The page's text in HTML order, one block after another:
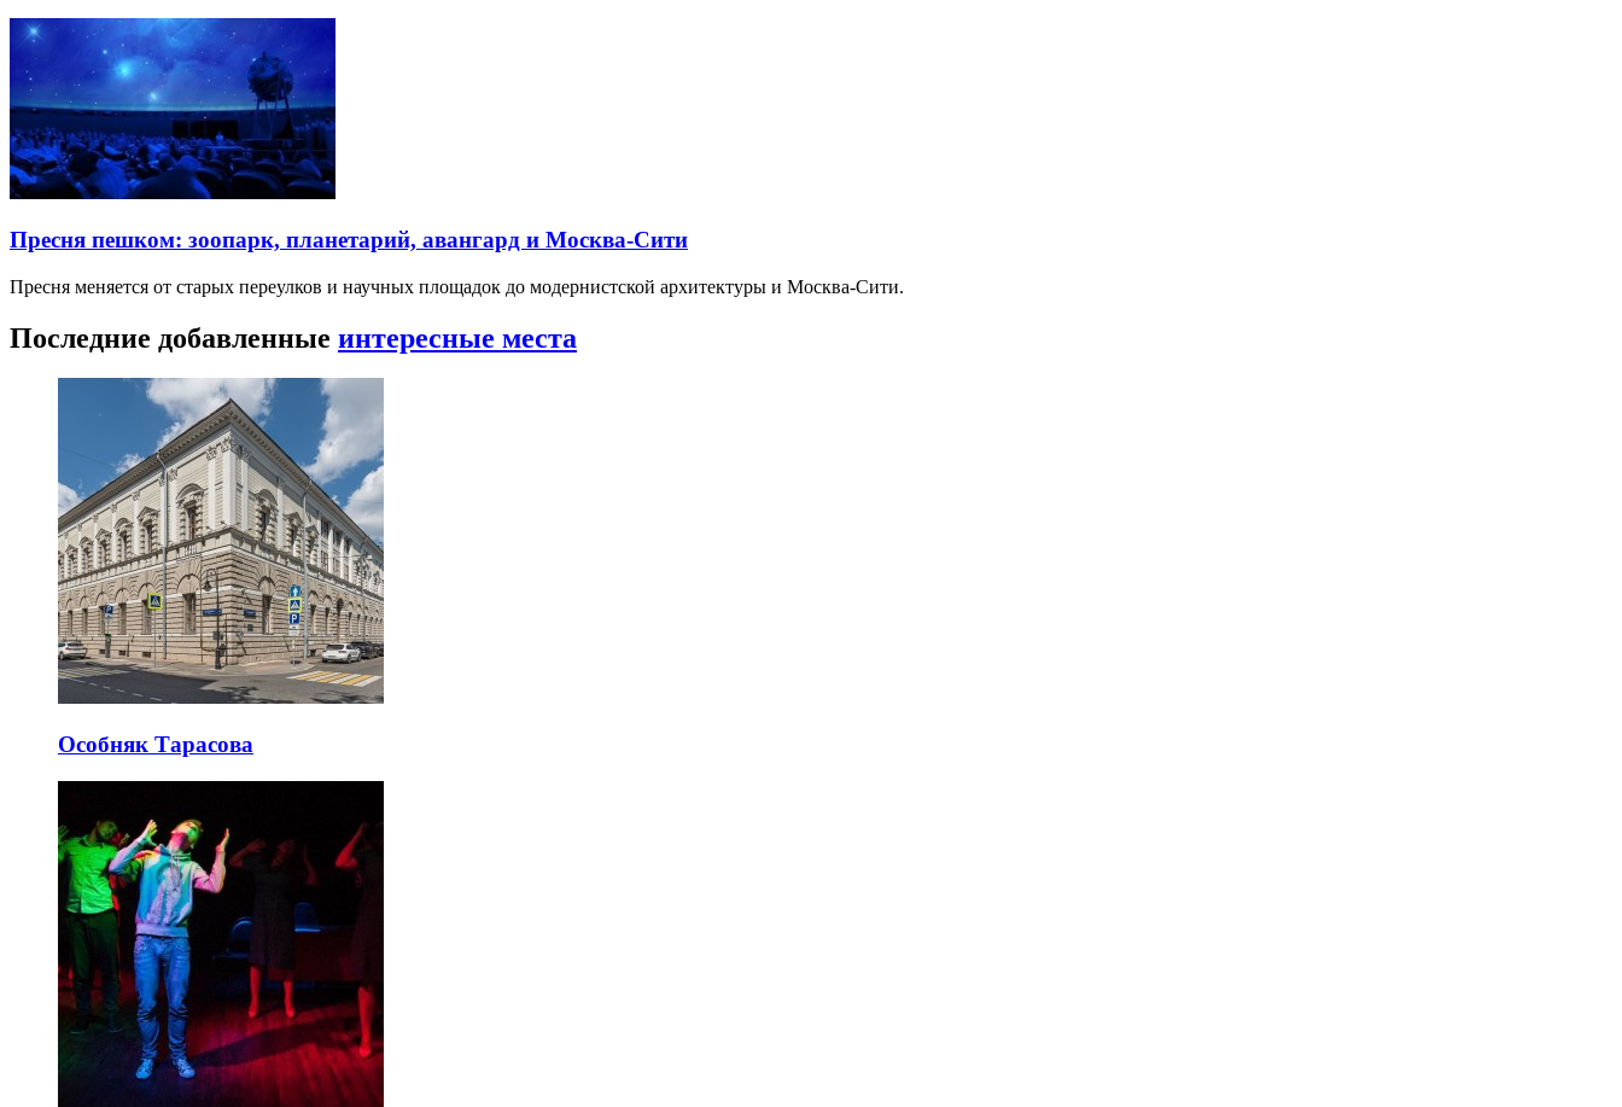
Пресня пешком: зоопарк, планетарий, авангард и Москва-Сити
Пресня меняется от старых переулков и научных площадок до модернистской архитектуры и Москва-Сити.
Последние добавленные интересные места
Особняк Тарасова